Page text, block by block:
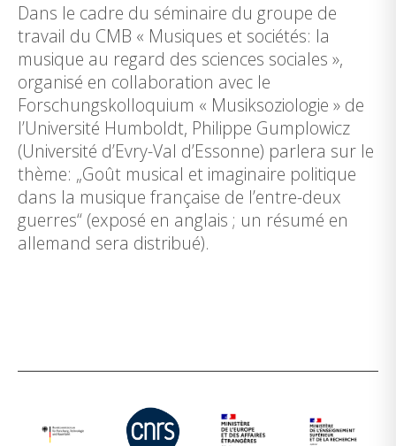
Dans le cadre du séminaire du groupe de
travail du CMB « Musiques et sociétés: la
musique au regard des sciences sociales »,
organisé en collaboration avec le
Forschungskolloquium « Musiksoziologie » de
l’Université Humboldt, Philippe Gumplowicz
(Université d’Evry-Val d’Essonne) parlera sur le
thème: „Goût musical et imaginaire politique
dans la musique française de l’entre-deux
guerres“ (exposé en anglais ; un résumé en
allemand sera distribué).